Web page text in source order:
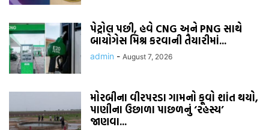
પેટ્રોલ પછી, હવે CNG અને PNG સાથે
બાયોગેસ મિશ્ર કરવાની તૈયારીમાં...
admin - August 7, 2026
મોરબીના વીરપરડા ગામનો કૂવો શાંત થયો,
પાણીના ઉછાળા પાછળનું ‘રહસ્ય’
જાણવા...